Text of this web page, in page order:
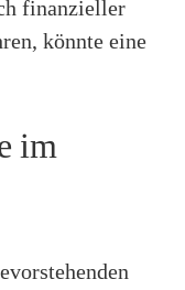
finanzieller
könnte eine
im